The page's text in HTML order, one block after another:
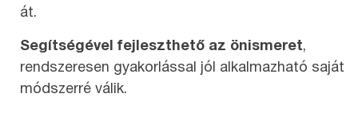
át.
Segítségével fejleszthető az önismeret,
rendszeresen gyakorlással jól alkalmazható saját
módszerré válik.